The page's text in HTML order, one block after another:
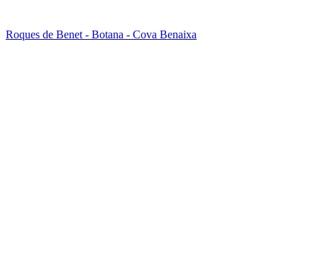
Roques de Benet - Botana - Cova Benaixa